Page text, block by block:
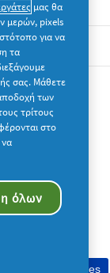
σε
προϋποθέσεις
στη χρήση cookies
μας θα
μερών, pixels
για να
τα
σας. Μάθετε
των
τρίτους
στο
όλων